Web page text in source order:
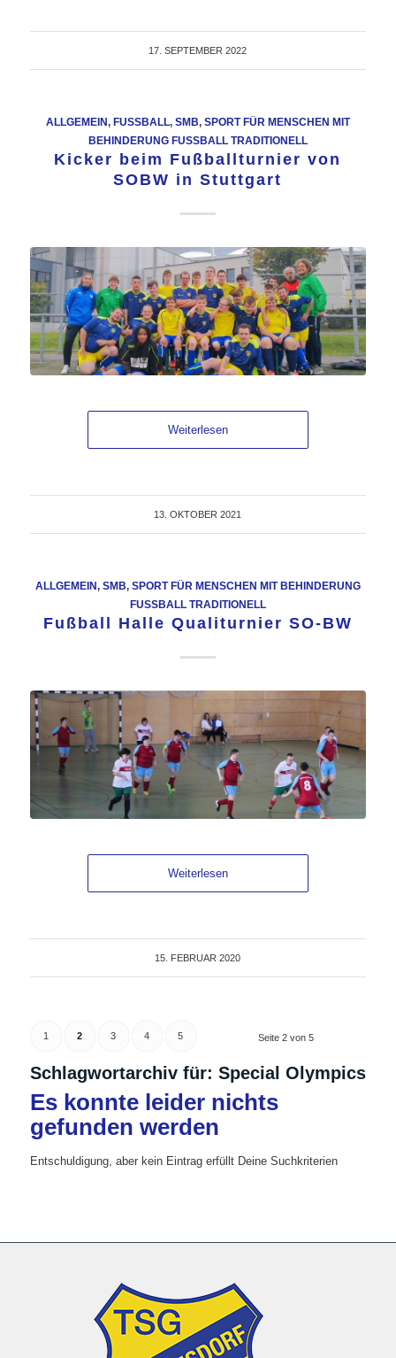
17. SEPTEMBER 2022
ALLGEMEIN, FUSSBALL , SMB, SPORT FÜR MENSCHEN MIT
BEHINDERUNG FUSSBALL TRADITIONELL
Kicker beim Fußballturnier von
SOBW in Stuttgart
Weiterlesen
13. OKTOBER 2021
ALLGEMEIN, SMB, SPORT FÜR MENSCHEN MIT BEHINDERUNG
FUSSBALL TRADITIONELL
Fußball Halle Qualiturnier SO-BW
Weiterlesen
15. FEBRUAR 2020
Seite 2 von 5
1 2 3 4 5
Schlagwortarchiv für: Special Olympics
Es konnte leider nichts
gefunden werden
Entschuldigung, aber kein Eintrag erfüllt Deine Suchkriterien